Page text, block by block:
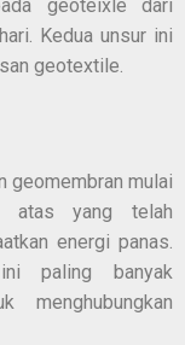
geoteixle dari
Kedua unsur ini
geotextile.
geomembran mulai
atas yang telah
energi panas.
paling banyak
menghubungkan